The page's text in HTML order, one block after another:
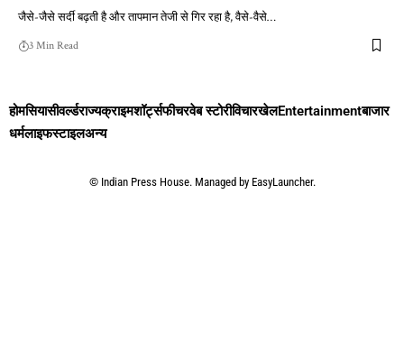
जैसे-जैसे सर्दी बढ़ती है और तापमान तेजी से गिर रहा है, वैसे-वैसे…
3 Min Read
होमसियासीवर्ल्डराज्यक्राइमशॉर्ट्सफीचरवेब स्टोरीविचारखेलEntertainmentबाजार
धर्मलाइफस्टाइलअन्य
© Indian Press House. Managed by EasyLauncher.